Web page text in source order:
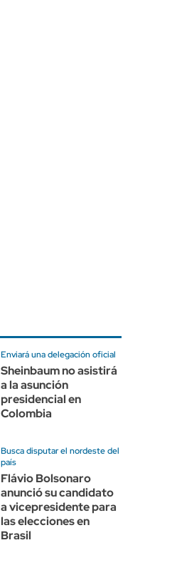
Enviará una delegación oficial
Sheinbaum no asistirá
a la asunción
presidencial en
Colombia
Busca disputar el nordeste del
país
Flávio Bolsonaro
anunció su candidato
a vicepresidente para
las elecciones en
Brasil